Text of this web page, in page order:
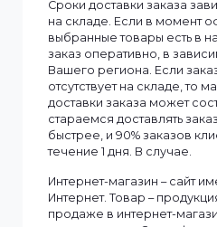
Информация
Мы доставляем заказы
Сроки доставки заказа